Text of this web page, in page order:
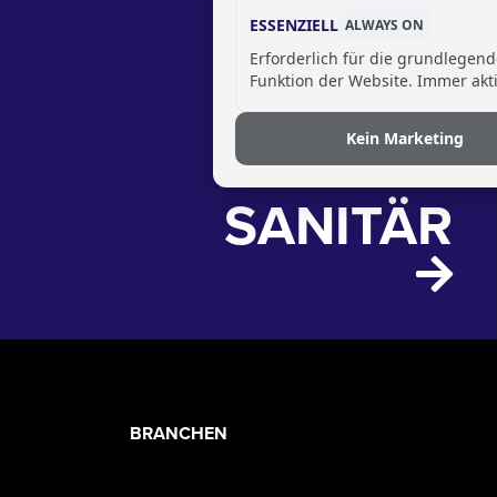
SANITÄR
PRODUCT
BRANCHEN
ESSENZIELL ALWAYS ON
Erforderlich für die
Funktion der Website. Immer
Kein Marketing